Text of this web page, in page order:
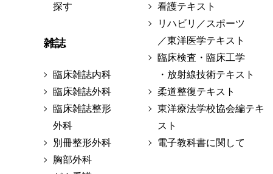
探す
雑誌
臨床雑誌内科
臨床雑誌外科
臨床雑誌整形
外科
別冊整形外科
胸部外科
看護テキスト
リハビリ／スポーツ
／東洋医学テキスト
臨床検査・臨床工学
・放射線技術テキスト
柔道整復テキスト
東洋療法学校協会編テキ
スト
電子教科書に関して